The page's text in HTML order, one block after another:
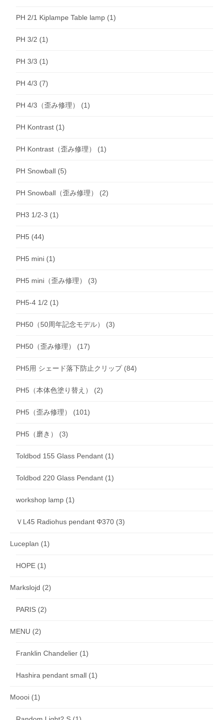
PH 2/1 Kiplampe Table lamp (1)
PH 3/2 (1)
PH 3/3 (1)
PH 4/3 (7)
PH 4/3（歪み修理） (1)
PH Kontrast (1)
PH Kontrast（歪み修理） (1)
PH Snowball (5)
PH Snowball（歪み修理） (2)
PH3 1/2-3 (1)
PH5 (44)
PH5 mini (1)
PH5 mini（歪み修理） (3)
PH5-4 1/2 (1)
PH50（50周年記念モデル） (3)
PH50（歪み修理） (17)
PH5用 シェード落下防止クリップ(84)
PH5（本体色塗り替え） (2)
PH5（歪み修理） (101)
PH5（磨き） (3)
Toldbod 155 Glass Pendant (1)
Toldbod 220 Glass Pendant (1)
workshop lamp (1)
ＶL45 Radiohus pendant Φ370 (3)
Luceplan (1)
HOPE (1)
Markslojd (2)
PARIS (2)
MENU (2)
Franklin Chandelier (1)
Hashira pendant small (1)
Moooi (1)